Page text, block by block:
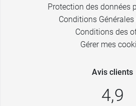
Protection des données
Conditions Générales
Conditions des
Gérer mes
Avis clients
4,9